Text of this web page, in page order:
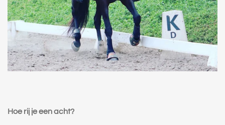
Hoe rij je een acht?